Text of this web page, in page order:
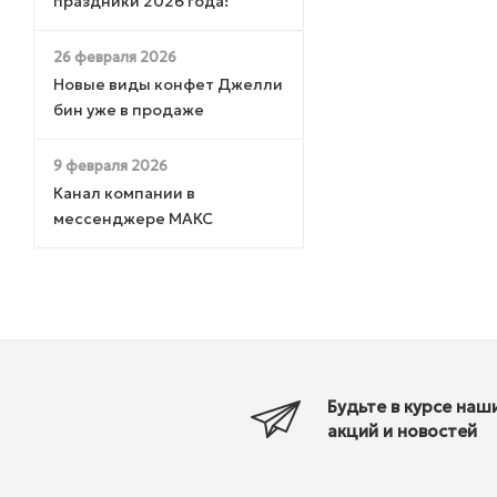
26 февраля 2026
Новые виды конфет Джелли
бин уже в продаже
9 февраля 2026
Канал компании в
мессенджере МАКС
Будьте в курсе
акций и новостей